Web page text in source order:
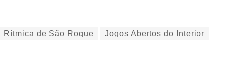
Rítmica de São Roque
Jogos Abertos do Interior